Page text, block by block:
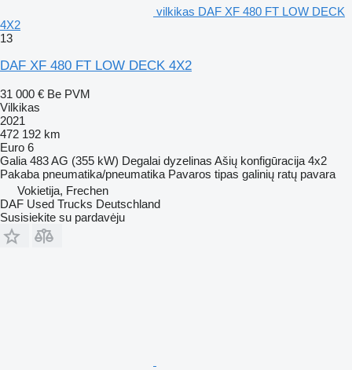
vilkikas DAF XF 480 FT LOW DECK
4X2
13
DAF XF 480 FT LOW DECK 4X2
31 000 € Be PVM
Vilkikas
2021
472 192 km
Euro 6
Galia 483 AG (355 kW) Degalai dyzelinas Ašių konfigūracija 4x2
Pakaba pneumatika/pneumatika Pavaros tipas galinių ratų pavara
Vokietija, Frechen
DAF Used Trucks Deutschland
Susisiekite su pardavėju